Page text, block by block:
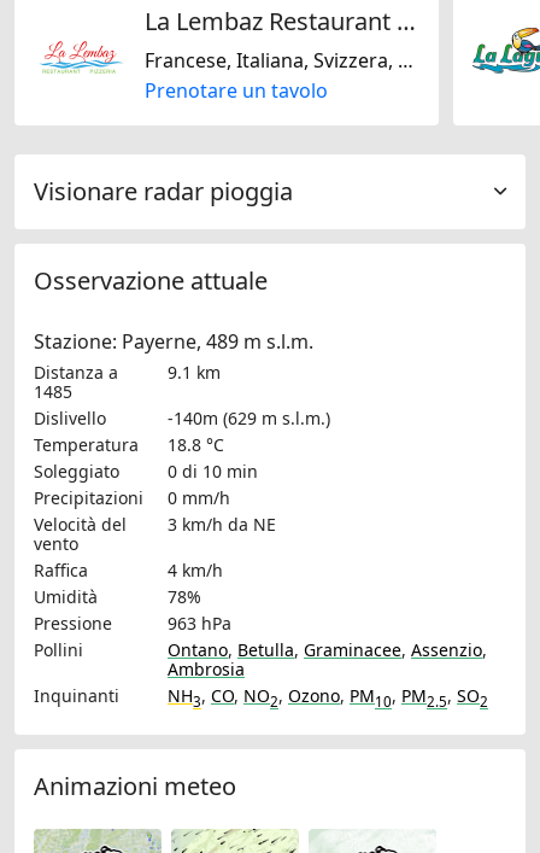
La Lembaz Restaurant Pizzeria
Francese, Italiana, Svizzera, Senza glutine, Senza lattosio, Senza noci, Senza soja
Prenotare un tavolo
Visionare radar pioggia
Osservazione attuale
Stazione: Payerne, 489 m s.l.m.
Distanza a
1485
9.1 km
Dislivello
-140m (629 m s.l.m.)
Temperatura
18.8 °C
Soleggiato
0 di 10 min
Precipitazioni
0 mm/h
Velocità del
vento
3 km/h da NE
Raffica
4 km/h
Umidità
78%
Pressione
963 hPa
Pollini
Ontano, Betulla, Graminacee, Assenzio,
Ambrosia
Inquinanti
NH3, CO, NO2, Ozono, PM10, PM2.5, SO2
Animazioni meteo